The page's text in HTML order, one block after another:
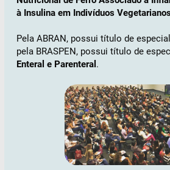
à Insulina em Indivíduos
Pela ABRAN, possui título de
pela BRASPEN, possui título de
Enteral e Parenteral .